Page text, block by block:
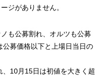
ジがありません。
も公募割れ、オルツも公募
募価格以下と上場日当日の
10月15日は初値を大きく超